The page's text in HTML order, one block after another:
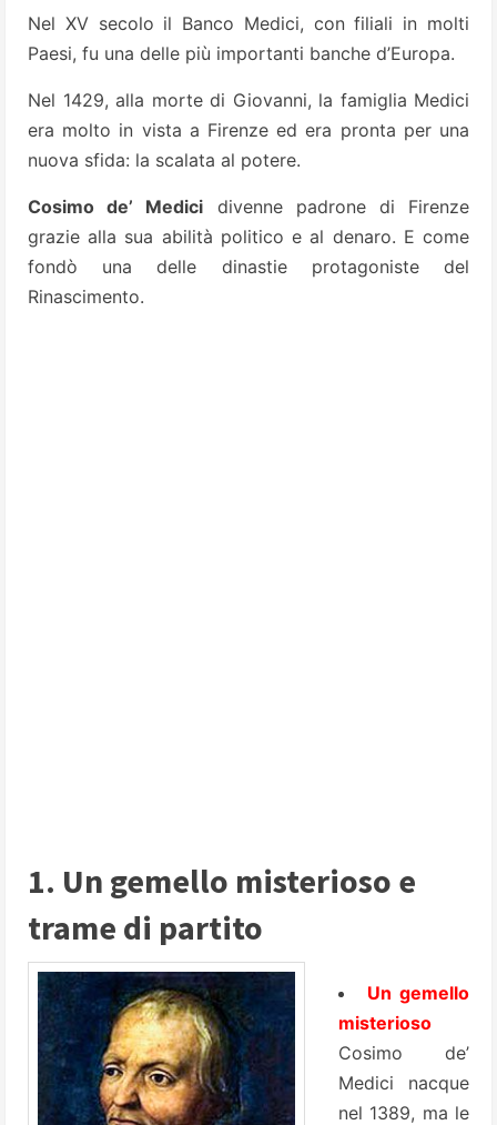
Nel XV secolo il Banco Medici, con filiali in molti
Paesi, fu una delle più importanti banche d’Europa.
Nel 1429, alla morte di Giovanni, la famiglia Medici
era molto in vista a Firenze ed era pronta per una
nuova sfida: la scalata al potere.
Cosimo de’ Medici divenne padrone di Firenze
grazie alla sua abilità politico e al denaro. E come
fondò una delle dinastie protagoniste del
Rinascimento.
1. Un gemello misterioso e
trame di partito
Un gemello
misterioso
Cosimo de’
Medici nacque
nel 1389, ma le